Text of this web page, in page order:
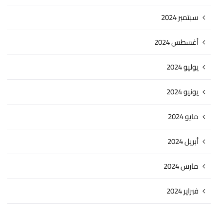
سبتمبر 2024
أغسطس 2024
يوليو 2024
يونيو 2024
مايو 2024
أبريل 2024
مارس 2024
فبراير 2024